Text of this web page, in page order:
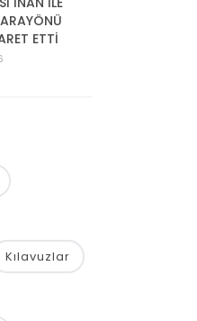
ETTİ
Kılavuzlar